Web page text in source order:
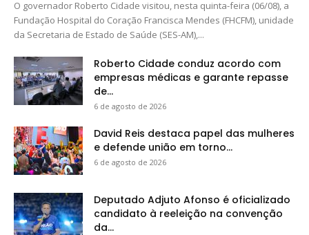
O governador Roberto Cidade visitou, nesta quinta-feira (06/08), a
Fundação Hospital do Coração Francisca Mendes (FHCFM), unidade
da Secretaria de Estado de Saúde (SES-AM),...
Roberto Cidade conduz acordo com
empresas médicas e garante repasse
de...
6 de agosto de 2026
David Reis destaca papel das mulheres
e defende união em torno...
6 de agosto de 2026
Deputado Adjuto Afonso é oficializado
candidato à reeleição na convenção
da...